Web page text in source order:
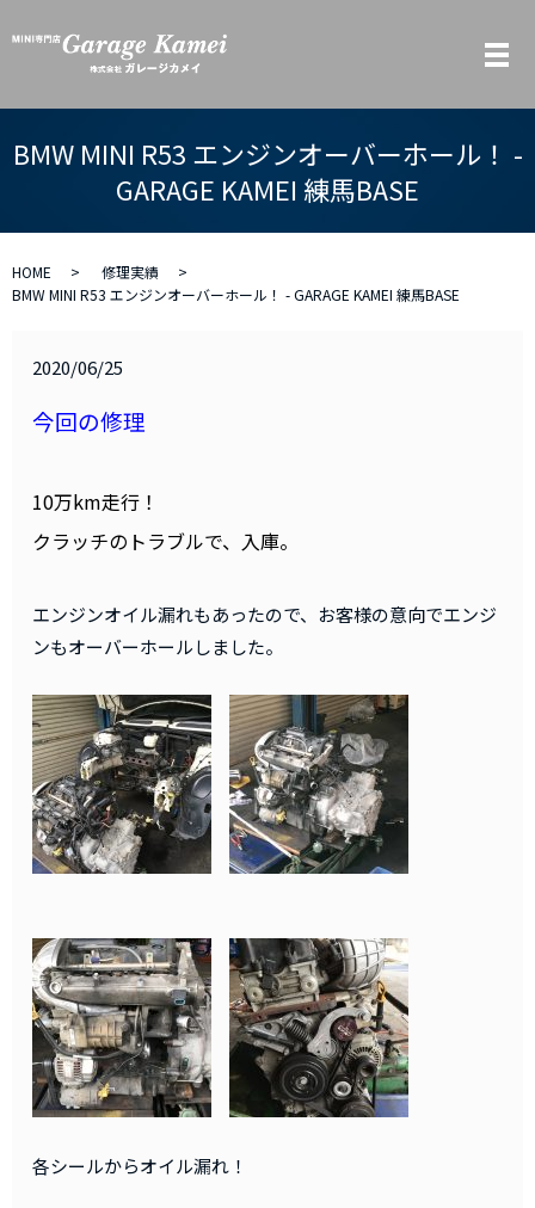
メ
BMW MINI R53 エンジンオーバーホール！ -
GARAGE KAMEI 練馬BASE
HOME
修理実績
BMW MINI R53 エンジンオーバーホール！ - GARAGE KAMEI 練馬BASE
2020/06/25
今回の修理
10万km走行！
クラッチのトラブルで、入庫。
エンジンオイル漏れもあったので、お客様の意向でエンジ
ンもオーバーホールしました。
各シールからオイル漏れ！